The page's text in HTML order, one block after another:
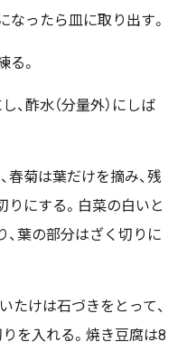
なったら皿に取り出す。
る。
、酢水（分量外）にしば
春菊は葉だけを摘み、残
りにする。白菜の白いと
、葉の部分はざく切りに
たけは石づきをとって、
を入れる。焼き豆腐は8